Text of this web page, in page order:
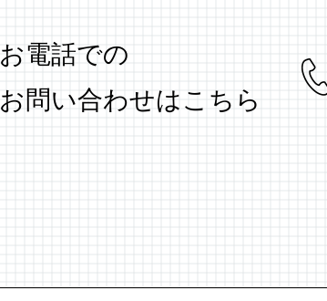
お電話での
お問い合わせはこちら